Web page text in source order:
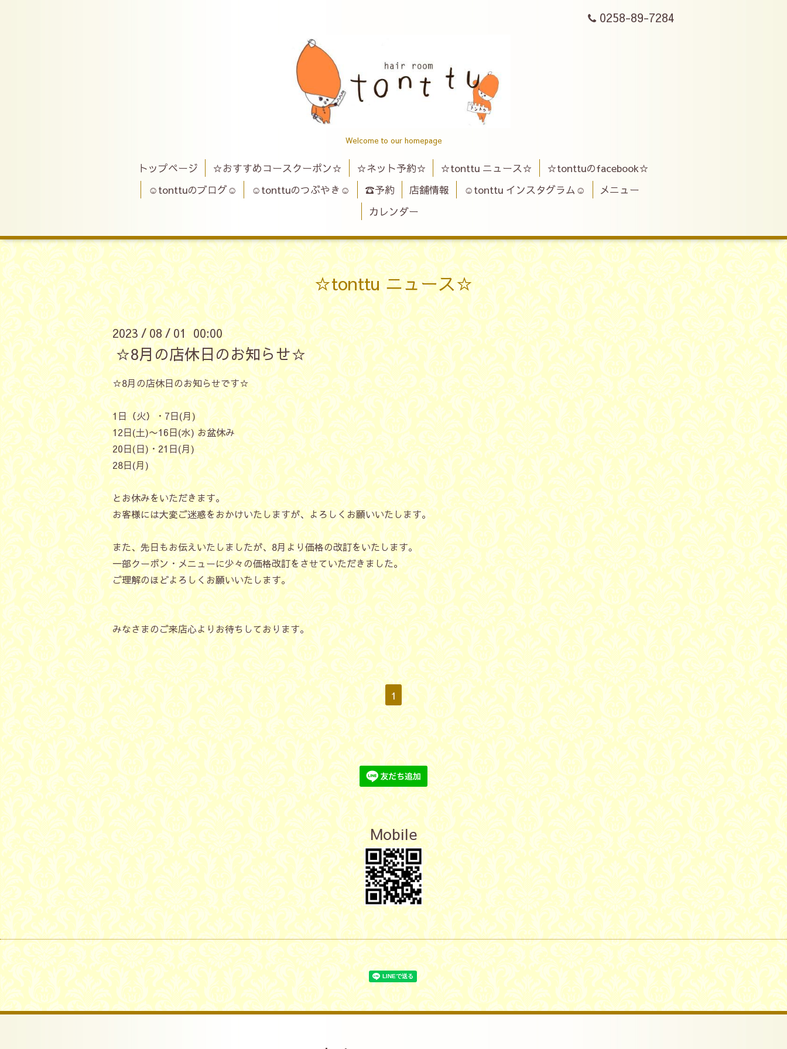
0258-89-7284
Welcome to our homepage
トップページ ☆おすすめコースクーポン☆ ☆ネット予約☆ ☆tonttu ニュース☆
☆tonttuのfacebook☆
☺tonttuのブログ☺
☺tonttuのつぶやき☺ ☎予約 店舗情報 ☺tonttu インスタグラム☺
メニュー
カレンダー
☆tonttu ニュース☆
2023/08/01 00:00
☆8月の店休日のお知らせ☆
☆8月の店休日のお知らせです☆
1日（火）・7日(月)
12日(土)〜16日(水) お盆休み
20日(日)・21日(月)
28日(月)
とお休みをいただきます。
お客様には大変ご迷惑をおかけいたしますが、よろしくお願いいたします。
また、先日もお伝えいたしましたが、8月より価格の改訂をいたします。
一部クーポン・メニューに少々の価格改訂をさせていただきました。
ご理解のほどよろしくお願いいたします。
みなさまのご来店心よりお待ちしております。
1
Mobile